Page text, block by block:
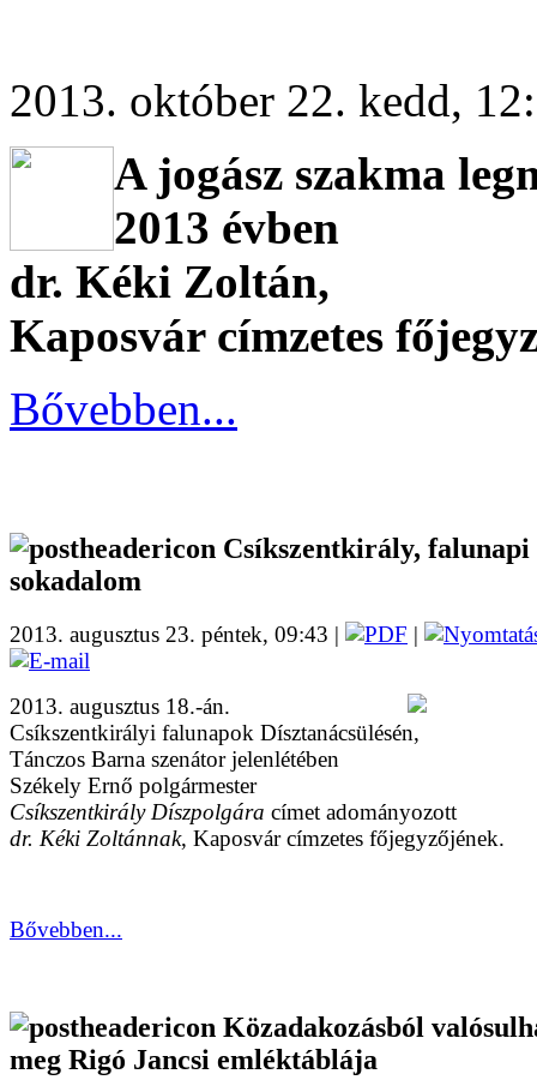
2013. október 22. kedd,
A jogász szakma
2013 évben
dr. Kéki Zoltán,
Kaposvár címzetes
Bővebben...
Csíkszentkirály, falunapi
sokadalom
2013. augusztus 23. péntek, 09:43 | |
2013. augusztus 18.-án.
Csíkszentkirályi falunapok Dísztanácsülésén,
Tánczos Barna szenátor jelenlétében
Székely Ernő polgármester
Csíkszentkirály Díszpolgára címet adományozott
dr. Kéki Zoltánnak, Kaposvár címzetes főjegyzőjének.
Bővebben...
Közadakozásból
meg Rigó Jancsi emléktáblája